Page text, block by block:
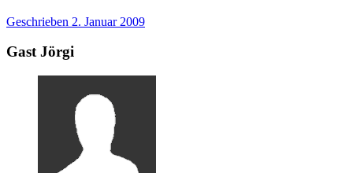
Geschrieben 2. Januar 2009
Gast Jörgi